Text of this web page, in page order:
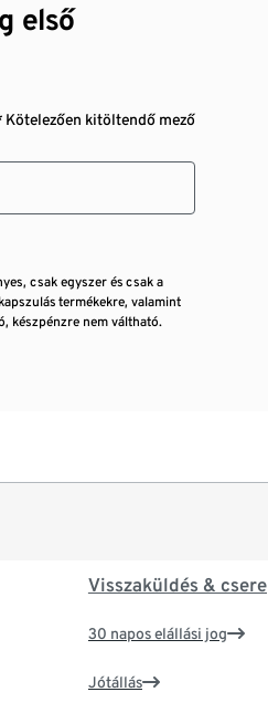
első
Kötelezően kitöltendő mező
csak egyszer és csak a
termékekre, valamint
készpénzre nem váltható.
Visszaküldés & csere
30 napos elállási jog
Jótállás